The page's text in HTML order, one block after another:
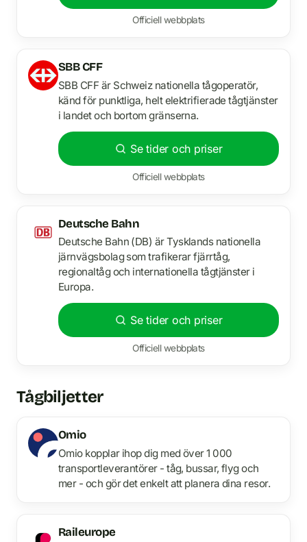
Officiell webbplats
SBB CFF
SBB CFF är Schweiz nationella tågoperatör,
känd för punktliga, helt elektrifierade tågtjänster
i landet och bortom gränserna.
Se tider och priser
Officiell webbplats
Deutsche Bahn
Deutsche Bahn (DB) är Tysklands nationella
järnvägsbolag som trafikerar fjärrtåg,
regionaltåg och internationella tågtjänster i
Europa.
Se tider och priser
Officiell webbplats
Tågbiljetter
Omio
Omio kopplar ihop dig med över 1 000
transportleverantörer - tåg, bussar, flyg och
mer - och gör det enkelt att planera dina resor.
Raileurope